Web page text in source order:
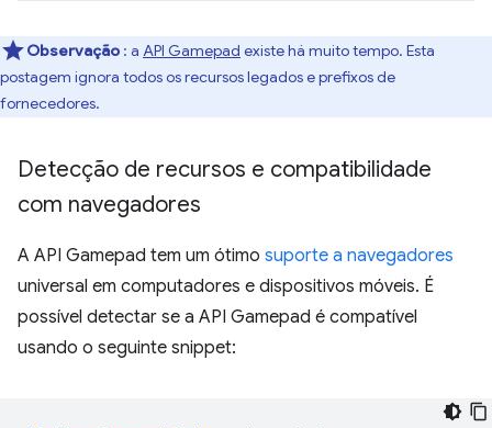
Observação : a API Gamepad existe há muito tempo. Esta
postagem ignora todos os recursos legados e prefixos de
fornecedores.
Detecção de recursos e compatibilidade
com navegadores
A API Gamepad tem um ótimo suporte a navegadores
universal em computadores e dispositivos móveis. É
possível detectar se a API Gamepad é compatível
usando o seguinte snippet: